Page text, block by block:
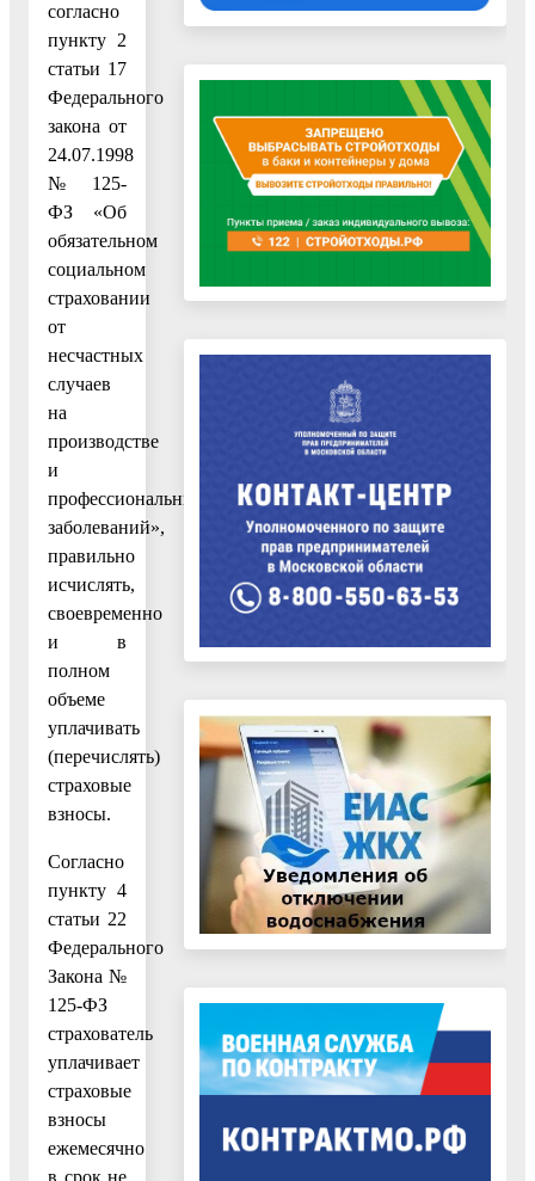
согласно
пункту 2
статьи 17
Федерального
закона от
24.07.1998
№ 125-
ФЗ «Об
обязательном
социальном
страховании
от
несчастных
случаев
на
производстве
и
профессиональных
заболеваний»,
правильно
исчислять,
своевременно
и в
полном
объеме
уплачивать
(перечислять)
страховые
взносы.
Согласно
пункту 4
статьи 22
Федерального
Закона №
125-ФЗ
страхователь
уплачивает
страховые
взносы
ежемесячно